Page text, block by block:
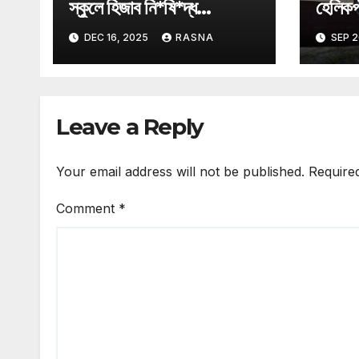
স্কুলে হিজাব নি*ষি*দ্ধ
অস্ট্রিয়ায়।
DEC 16, 2025 RASNA
তুললেন
SEP
Leave a Reply
Your email address will not be published.
Comment *